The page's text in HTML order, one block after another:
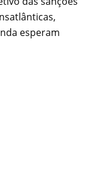
esperam